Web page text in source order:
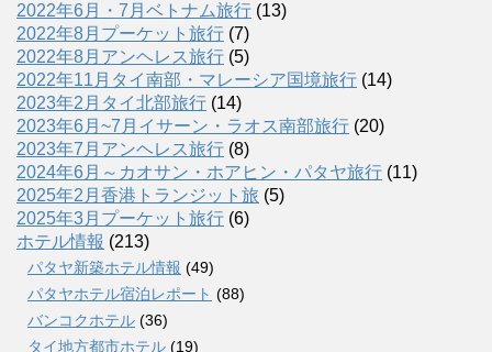
2022年6月・7月ベトナム旅行 (13)
2022年8月プーケット旅行 (7)
2022年8月アンヘレス旅行 (5)
2022年11月タイ南部・マレーシア国境旅行 (14)
2023年2月タイ北部旅行 (14)
2023年6月~7月イサーン・ラオス南部旅行 (20)
2023年7月アンヘレス旅行 (8)
2024年6月～カオサン・ホアヒン・パタヤ旅行 (11)
2025年2月香港トランジット旅 (5)
2025年3月プーケット旅行 (6)
ホテル情報 (213)
パタヤ新築ホテル情報 (49)
パタヤホテル宿泊レポート (88)
バンコクホテル (36)
タイ地方都市ホテル (19)